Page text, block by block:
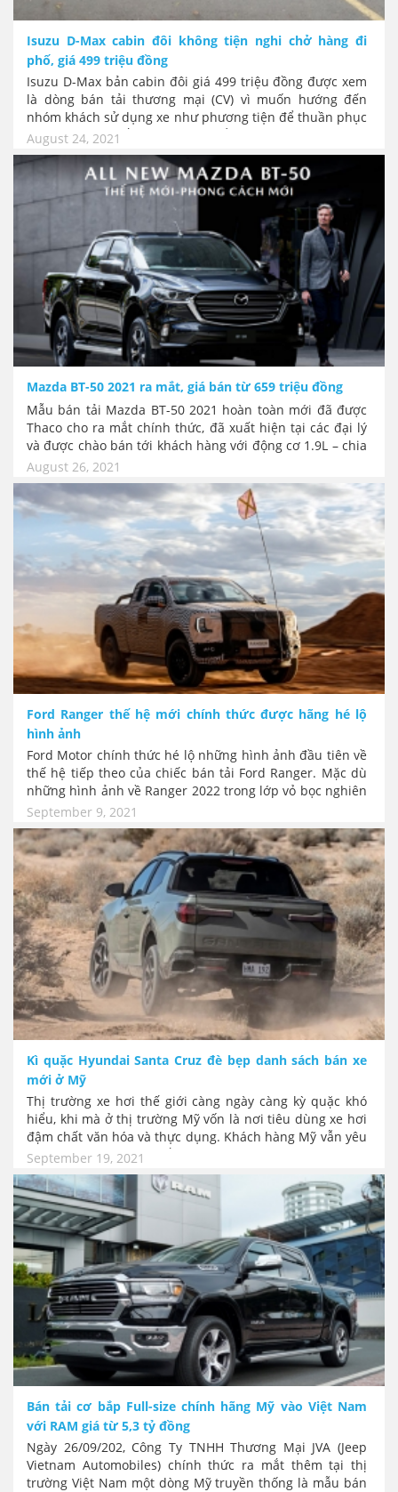
Isuzu D-Max cabin đôi không tiện nghi chở hàng đi
phố, giá 499 triệu đồng
Isuzu D-Max bản cabin đôi giá 499 triệu đồng được xem
là dòng bán tải thương mại (CV) vì muốn hướng đến
nhóm khách sử dụng xe như phương tiện để thuần phục
vụ công việc. Khắc phục được điểm yếu của dòng D-Max
cabin đơn không được đi "phố" dù chở tốt hơn. Trong
khi với tải trọng chuyên chở của xe là 680 kg, bản này
của D-Max vẫn được xem là xe con (PC) theo quy chuẩn
41/2019 của Bộ GTVT.
August 24, 2021
Mazda BT-50 2021 ra mắt, giá bán từ 659 triệu đồng
Mẫu bán tải Mazda BT-50 2021 hoàn toàn mới đã được
Thaco cho ra mắt chính thức, đã xuất hiện tại các đại lý
và được chào bán tới khách hàng với động cơ 1.9L – chia
sẻ cùng nền tảng với dòng bán tải Isuzu D-Max. Mức giá
khởi điểm từ 659 triệu đồng, Mazda BT-50 mới có giá
bán cao hơn phiên bản cũ từ 90 triệu đồng, có 4 phiên
bản.
August 26, 2021
Ford Ranger thế hệ mới chính thức được hãng hé lộ
hình ảnh
Ford Motor chính thức hé lộ những hình ảnh đầu tiên về
thế hệ tiếp theo của chiếc bán tải Ford Ranger. Mặc dù
những hình ảnh về Ranger 2022 trong lớp vỏ bọc nghiên
cứu này đã xuất hiện từ đầu năm 2021, nhưng thông qua
các kênh "chụp trộm" không chính thức. Lần giới thiệu
này tuy không có gì mới, chỉ khẳng định duy nhất rằng
Ford sẽ cho ra mắt Ranger vào năm sau. Những thông
tin chi tiết thêm về mẫu xe này sẽ có trong cuối năm nay
nhưng phải bước sang năm 2022, những mẫu xe đầu
tiên mới có thể đến tay khách hàng thế giới. Tại Việt
Nam chắc chắn còn phải chờ lâu hơn nữa.
September 9, 2021
Kì quặc Hyundai Santa Cruz đè bẹp danh sách bán xe
mới ở Mỹ
Thị trường xe hơi thế giới càng ngày càng kỳ quặc khó
hiểu, khi mà ở thị trường Mỹ vốn là nơi tiêu dùng xe hơi
đậm chất văn hóa và thực dụng. Khách hàng Mỹ vẫn yêu
thích các mâu xe cơ bắp hoặc trang bị đúng việc. Thế
nên dữ liệu mới đây về xếp hạng về tốc độ bán hàng của
các mẫu xe mới ra mắt ở Mỹ đã rất bất ngờ. Khi chiếc
bán tải “quái dị” lần đầu xuất hiện là Hyundai Santa Cruz
lại vượt qua cả chiếc sedan đặc Mỹ là Chevy Corvette.
September 19, 2021
Bán tải cơ bắp Full-size chính hãng Mỹ vào Việt Nam
với RAM giá từ 5,3 tỷ đồng
Ngày 26/09/202, Công Ty TNHH Thương Mại JVA (Jeep
Vietnam Automobiles) chính thức ra mắt thêm tại thị
trường Việt Nam một dòng Mỹ truyền thống là mẫu bán